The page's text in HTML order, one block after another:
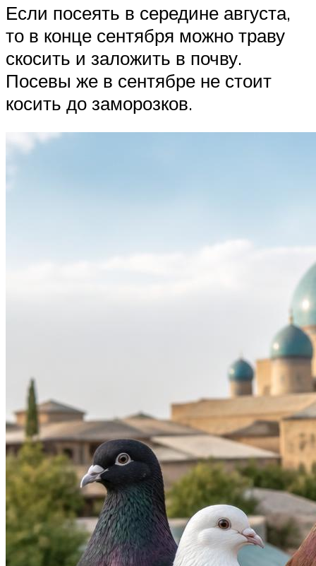
Если посеять в середине августа,
то в конце сентября можно траву
скосить и заложить в почву.
Посевы же в сентябре не стоит
косить до заморозков.